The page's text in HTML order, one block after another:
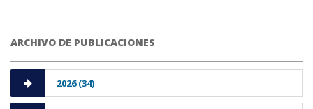
ARCHIVO DE PUBLICACIONES
2026 (34)